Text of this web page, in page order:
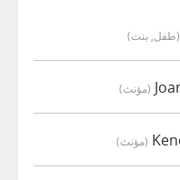
(طفل, بنت)
(مؤنث)
(مؤنث)